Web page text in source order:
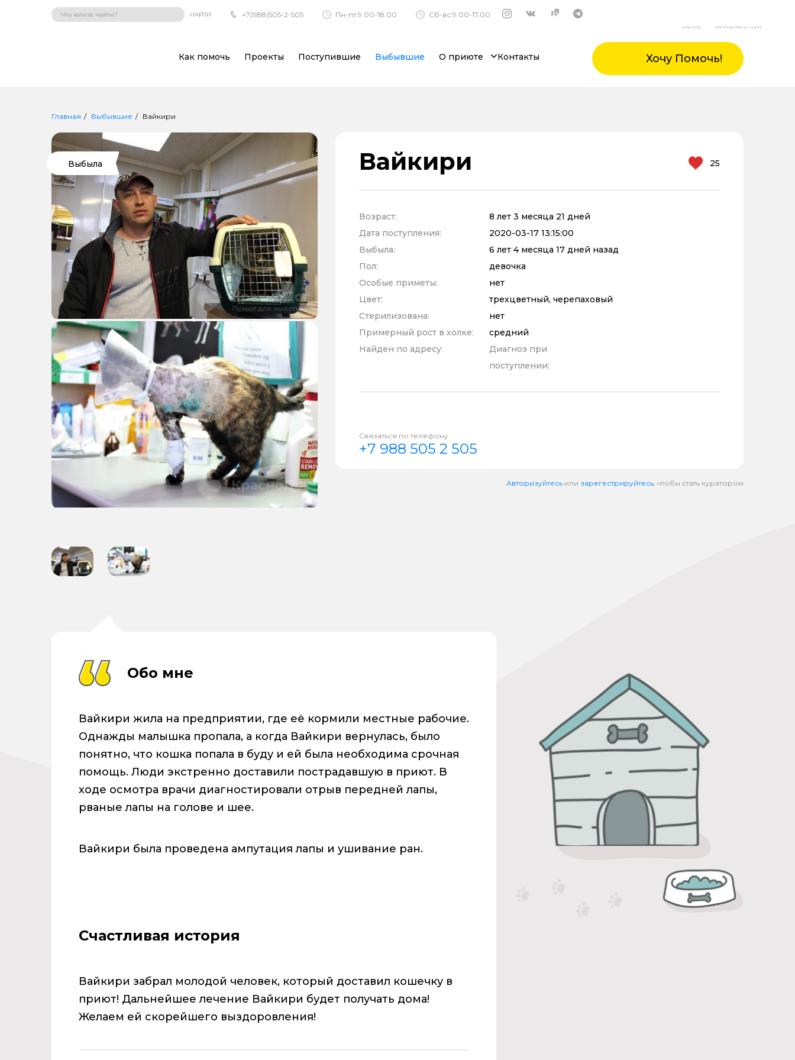
НАЙТИ +7(988)505-2-505 Пн-пт:9.00-18.00 Сб-вс:9.00-17.00
ВХОД РЕГИСТРАЦИЯ
Как помочь Проекты Поступившие Выбывшие О приюте Контакты Хочу Помочь!
Главная Выбывшие Вайкири
Выбыла Вайкири 25
Возраст:
8 лет 3 месяца 21 дней
Дата поступления:
2020-03-17 13:15:00
Выбыла:
6 лет 4 месяца 17 дней назад
Пол:
девочка
Особые приметы:
нет
Цвет:
трехцветный, черепаховый
Стерилизована:
нет
Примерный рост в холке:
средний
Найден по адресу:
Диагноз при
поступлении:
Связаться по телефону
+7 988 505 2 505
Авторизуйтесь или зарегестрируйтесь, чтобы стать куратором
Обо мне
Вайкири жила на предприятии, где её кормили местные рабочие.
Однажды малышка пропала, а когда Вайкири вернулась, было
понятно, что кошка попала в буду и ей была необходима срочная
помощь. Люди экстренно доставили пострадавшую в приют. В
ходе осмотра врачи диагностировали отрыв передней лапы,
рваные лапы на голове и шее.
Вайкири была проведена ампутация лапы и ушивание ран.
Счастливая история
Вайкири забрал молодой человек, который доставил кошечку в
приют! Дальнейшее лечение Вайкири будет получать дома!
Желаем ей скорейшего выздоровления!